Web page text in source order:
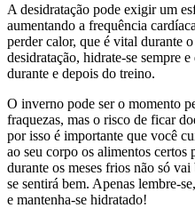
A desidratação pode exigir um
aumentando a frequência
perder calor, que é vital durante
desidratação, hidrate-se sempre
durante e depois do treino.
O inverno pode ser o momento
fraquezas, mas o risco de ficar
por isso é importante que você
ao seu corpo os alimentos certos
durante os meses frios não só
se sentirá bem. Apenas lembre-
e mantenha-se hidratado!